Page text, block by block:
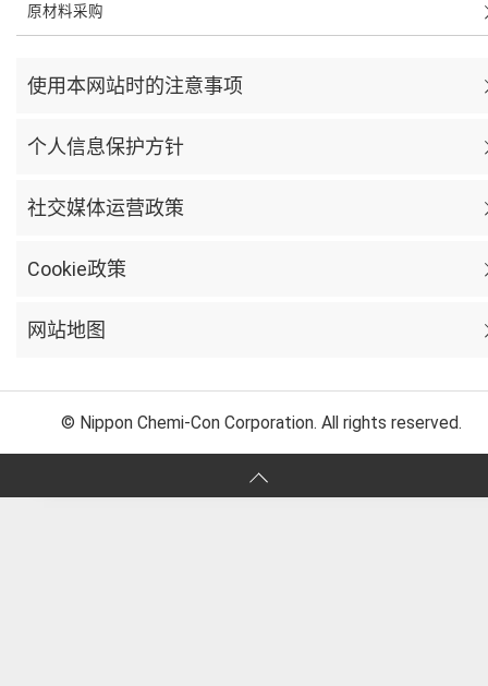
原材料采购
使用本网站时的注意事项
个人信息保护方针
社交媒体运营政策
Cookie政策
网站地图
© Nippon Chemi-Con Corporation. All rights reserved.